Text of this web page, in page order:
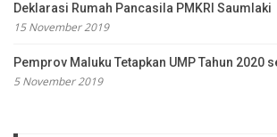
Deklarasi Rumah Pancasila PMKRI Saumlaki
15 November 2019
Pemprov Maluku Tetapkan UMP Tahun 2020
5 November 2019